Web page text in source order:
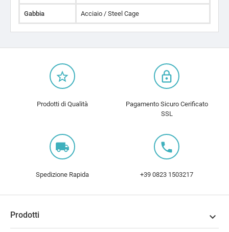
Gabbia Acciaio / Steel Cage
star_border
Prodotti di Qualità
lock_outline
Pagamento Sicuro Cerificato
SSL
local_shipping
Spedizione Rapida
local_phone
+39 0823 1503217
Prodotti 